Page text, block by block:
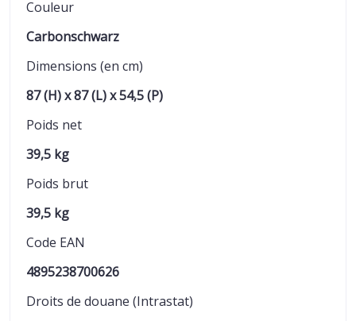
Couleur
Carbonschwarz
Dimensions (en cm)
87 (H) x 87 (L) x 54,5 (P)
Poids net
39,5 kg
Poids brut
39,5 kg
Code EAN
4895238700626
Droits de douane (Intrastat)